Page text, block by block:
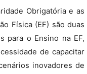
Obrigatória e as
Física (EF) são duas
para o Ensino na EF,
de capacitar
inovadores de